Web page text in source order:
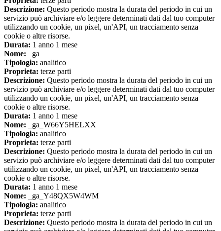
Descrizione: Questo periodo mostra la durata del periodo in cui un
servizio può archiviare e/o leggere determinati dati dal tuo computer
utilizzando un cookie, un pixel, un'API, un tracciamento senza
cookie o altre risorse.
Durata: 1 anno 1 mese
Nome: _ga
Tipologia: analitico
Proprieta: terze parti
Descrizione: Questo periodo mostra la durata del periodo in cui un
servizio può archiviare e/o leggere determinati dati dal tuo computer
utilizzando un cookie, un pixel, un'API, un tracciamento senza
cookie o altre risorse.
Durata: 1 anno 1 mese
Nome: _ga_W66Y5HELXX
Tipologia: analitico
Proprieta: terze parti
Descrizione: Questo periodo mostra la durata del periodo in cui un
servizio può archiviare e/o leggere determinati dati dal tuo computer
utilizzando un cookie, un pixel, un'API, un tracciamento senza
cookie o altre risorse.
Durata: 1 anno 1 mese
Nome: _ga_Y48QX5W4WM
Tipologia: analitico
Proprieta: terze parti
Descrizione: Questo periodo mostra la durata del periodo in cui un